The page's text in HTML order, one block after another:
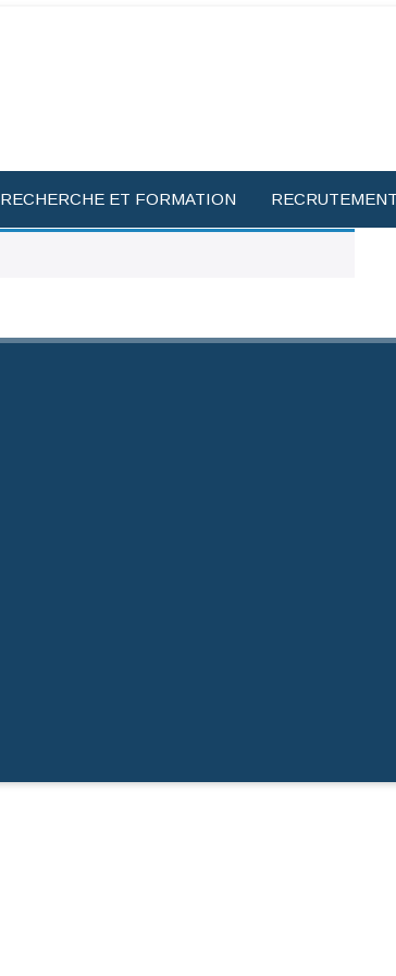
RECHERCHE ET FORMATION RECRUTEMENT